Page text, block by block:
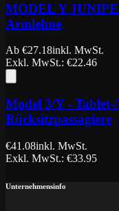
MODEL Y
Armlehne
Ab €27.18inkl. MwSt.
Exkl. MwSt.: €22.46
Model 3/Y -
Rücksitzpassagiere
€41.08inkl. MwSt.
Exkl. MwSt.: €33.95
Unternehmensinfo